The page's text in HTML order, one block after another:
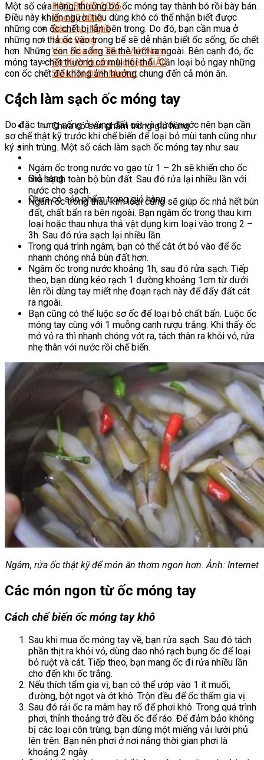
HỌC BỔNG 2026
Học kỹ năng
Đào Tạo Nghề
Hoạt Động
Văn Hóa Ẩm Thực Việt Nam
Sự Kiện Hướng Nghiệp Á Âu
Siêu Thị ĐVP Market
Chưa có sản phẩm trong giỏ hàng.
Giỏ hàng
Chưa có sản phẩm trong giỏ hàng.
Một số cửa hàng, thường bó ốc móng tay thành bó rồi bày bán.
Điều này khiến người tiêu dùng khó có thể nhận biết được
những con ốc chết bị lẫn bên trong. Do đó, bạn cần mua ở
những nơi thả ốc vào trong bể sẽ dễ nhận biết ốc sống, ốc chết
hơn. Những con ốc sống sẽ thè lưỡi ra ngoài. Bên cạnh đó, ốc
móng tay chết thường có mùi hôi thối. Cần loại bỏ ngay những
con ốc chết để không ảnh hưởng chung đến cả món ăn.
Cách làm sạch ốc móng tay
Do đặc trưng sống ở vùng đất cát và dưới nước nên bạn cần
sơ chế thật kỹ trước khi chế biến để loại bỏ mùi tanh cũng như
ký sinh trùng. Một số cách làm sạch ốc móng tay như sau:
Ngâm ốc trong nước vo gạo từ 1 – 2h sẽ khiến cho ốc
nhả sạch toàn bộ bùn đất. Sau đó rửa lại nhiều lần với
nước cho sạch.
Ngâm ốc trong thau kim loại cũng sẽ giúp ốc nhả hết bùn
đất, chất bẩn ra bên ngoài. Bạn ngâm ốc trong thau kim
loại hoặc thau nhựa thả vật dụng kim loại vào trong 2 –
3h. Sau đó rửa sạch lại nhiều lần.
Trong quá trình ngâm, bạn có thể cắt ớt bỏ vào để ốc
nhanh chóng nhả bùn đất hơn.
Ngâm ốc trong nước khoảng 1h, sau đó rửa sạch. Tiếp
theo, bạn dùng kéo rạch 1 đường khoảng 1cm từ dưới
lên rồi dùng tay miết nhẹ đoạn rạch này để đẩy đất cát
ra ngoài.
Bạn cũng có thể luộc sơ ốc để loại bỏ chất bẩn. Luộc ốc
móng tay cùng với 1 muỗng canh rượu trắng. Khi thấy ốc
mở vỏ ra thì nhanh chóng vớt ra, tách thân ra khỏi vỏ, rửa
nhẹ thân với nước rồi chế biến.
Ngâm, rửa ốc thật kỹ để món ăn thơm ngon hơn. Ảnh: Internet
Các món ngon từ ốc móng tay
Cách chế biến ốc móng tay khô
Sau khi mua ốc móng tay về, bạn rửa sạch. Sau đó tách
phần thịt ra khỏi vỏ, dùng dao nhỏ rạch bụng ốc để loại
bỏ ruột và cát. Tiếp theo, bạn mang ốc đi rửa nhiều lần
cho đến khi ốc trắng.
Nếu thích tẩm gia vị, bạn có thể ướp vào 1 ít muối,
đường, bột ngọt và ớt khô. Trộn đều để ốc thấm gia vị.
Sau đó rải ốc ra mâm hay rổ để phơi khô. Trong quá trình
phơi, thỉnh thoảng trở đều ốc để ráo. Để đảm bảo không
bị các loại côn trùng, bạn dùng một miếng vải lưới phủ
lên trên. Bạn nên phơi ở nơi nắng thời gian phơi là
khoảng 2 ngày.